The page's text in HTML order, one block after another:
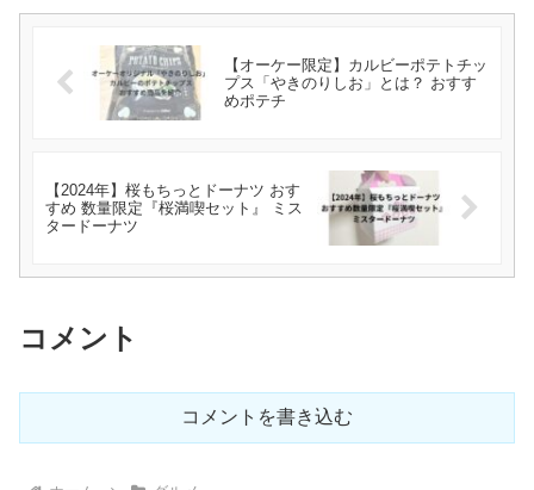
【オーケー限定】カルビーポテトチッ
プス「やきのりしお」とは？ おすす
めポテチ
【2024年】桜もちっとドーナツ おす
すめ 数量限定『桜満喫セット』 ミス
タードーナツ
コメント
コメントを書き込む